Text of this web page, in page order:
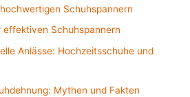
Schuhspannern
Schuhspannern
Anlässe: Hochzeitsschuhe und
Mythen und Fakten